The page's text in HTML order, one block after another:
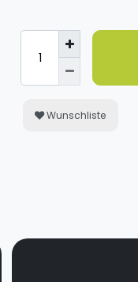
Wunschliste